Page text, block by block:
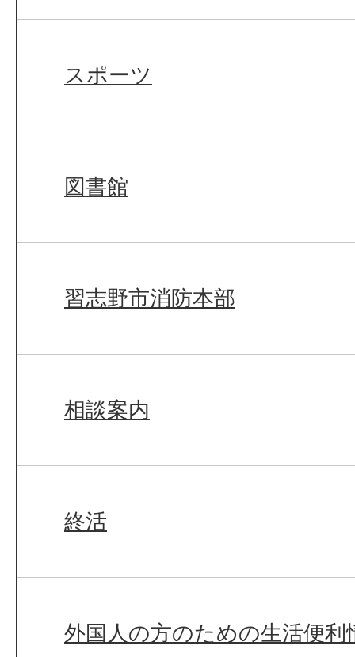
スポーツ
図書館
習志野市消防本部
相談案内
終活
外国人の方のための生活便利